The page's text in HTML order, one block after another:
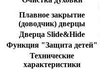
Плавное закрытие
(доводчик) дверцы
Дверца Slide&Hide
Функция "Защита детей"
Технические
характеристики